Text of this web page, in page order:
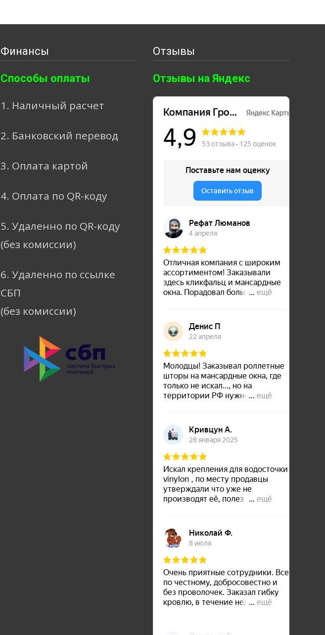
Финансы
Способы оплаты
1. Наличный расчет
2. Банковский перевод
3. Оплата картой
4. Оплата по QR-коду
5. Удаленно по QR-коду
(без комиссии)
6. Удаленно по ссылке
СБП
(без комиссии)
Отзывы
Отзывы на Яндекс